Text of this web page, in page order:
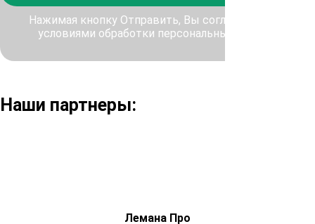
Нажимая кнопку Отправить, Вы соглашаетесь с
условиями обработки персональных данных
Наши партнеры:
Лемана Про